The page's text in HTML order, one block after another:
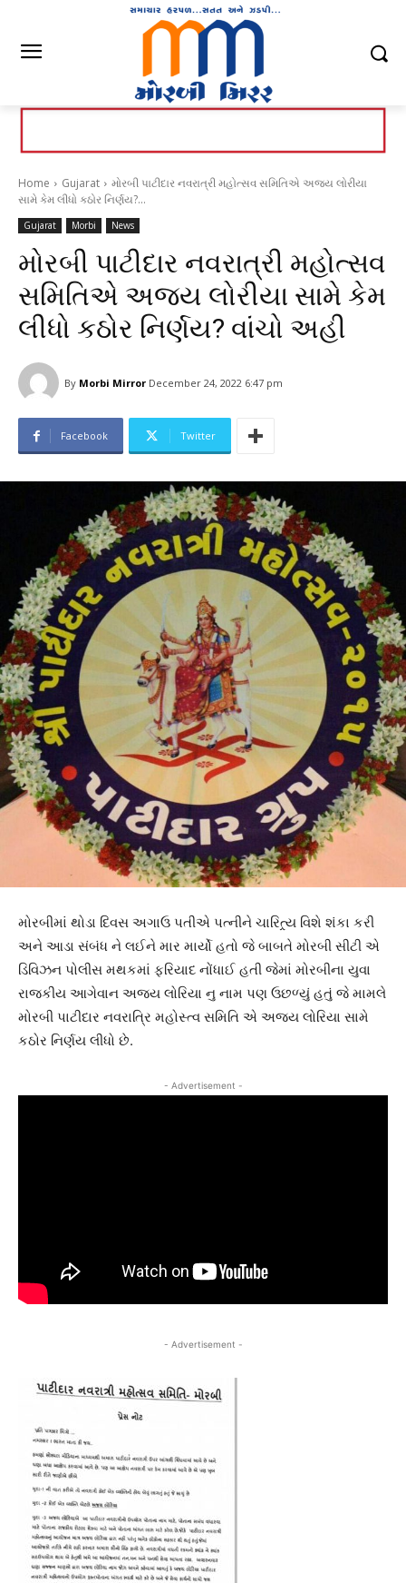
Home Gujarat
મોરબી પાટીદાર નવરાત્રી મહોત્સવ સમિતિએ અજય લોરીયા
સામે કેમ લીધો કઠોર નિર્ણય?...
Gujarat Morbi News
મોરબી પાટીદાર નવરાત્રી મહોત્સવ
સમિતિએ અજય લોરીયા સામે કેમ
લીધો કઠોર નિર્ણય? વાંચો અહી
By Morbi Mirror December 24, 2022 6:47 pm
Facebook Twitter
મોરબીમાં થોડા દિવસ અગાઉ પતીએ પત્નીને ચારિત્ર્ય વિશે શંકા કરી
અને આડા સંબંધ ને લઈને માર માર્યો હતો જે બાબતે મોરબી સીટી એ
ડિવિઝન પોલીસ મથકમાં ફરિયાદ નોંધાઈ હતી જેમાં મોરબીના યુવા
રાજકીય આગેવાન અજય લોરિયા નુ નામ પણ ઉછળ્યું હતું જે મામલે
મોરબી પાટીદાર નવરાત્રિ મહોસ્ત્વ સમિતિ એ અજય લોરિયા સામે
કઠોર નિર્ણય લીધો છે.
- Advertisement -
- Advertisement -